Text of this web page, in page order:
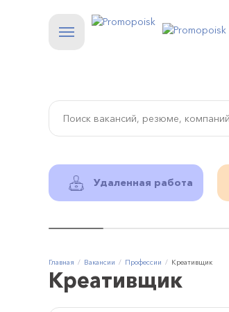
Удаленная работа
Главная Вакансии Профессии Креативщик
Креативщик